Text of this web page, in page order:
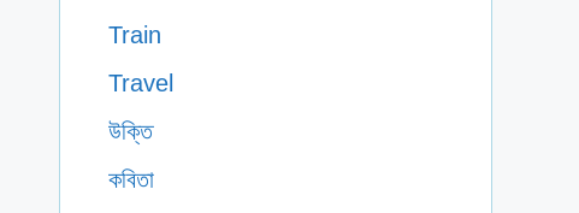
Train
Travel
উক্তি
কবিতা